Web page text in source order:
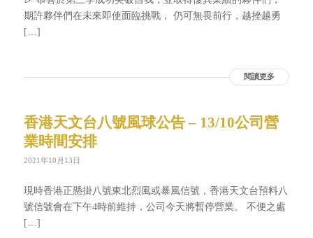
期許夥伴們在未來即使面臨挑戰， 仍可無畏前行，越挫越勇
[…]
閱讀更多
香港天文台八號風球公告 – 13/10公司營
業時間安排
2021年10月13日
現時香港正懸掛八號東北烈風或暴風信號，香港天文台預料八
號信號會在下午4時前維持，公司今天將暫停營業。 不便之處
[…]